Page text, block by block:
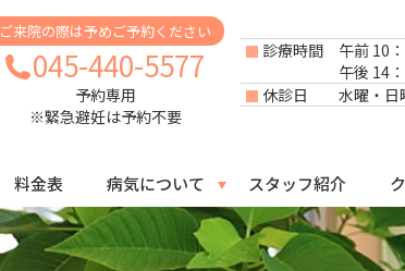
ご来院の際は予めご予約ください
045-440-5577
予約専用
※緊急避妊は予約不要
診療時間
午前 10
午後 14
休診日
水曜・日
料金表 病気について スタッフ紹介